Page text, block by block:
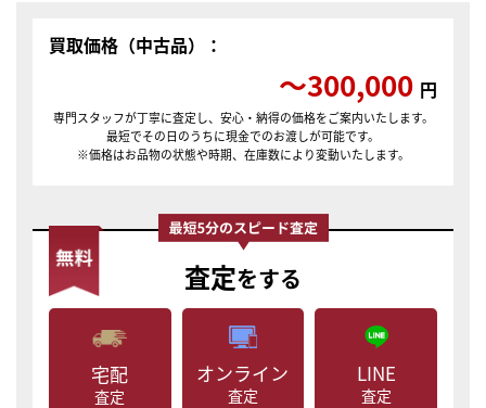
買取価格（中古品）：
〜300,000 円
専門スタッフが丁寧に査定し、安心・納得の価格をご案内いたします。
最短でその日のうちに現金でのお渡しが可能です。
※価格はお品物の状態や時期、在庫数により変動いたします。
査定をする
宅配
査定
オンライン
査定
LINE
査定